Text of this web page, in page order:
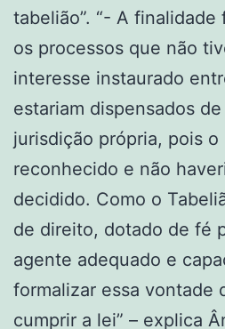
tabelião”. “- A
os processos que não
interesse instaurado
estariam dispensados
jurisdição própria, pois
reconhecido e não
decidido. Como o
de direito, dotado de fé
agente adequado e
formalizar essa vontade
cumprir a lei” – explica